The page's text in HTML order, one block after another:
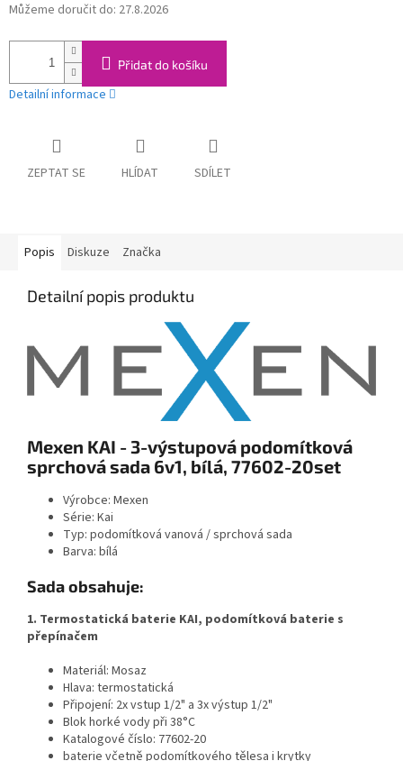
Měrná
Můžeme doručit do: 27.8.2026
Přidat do košíku
Detailní informace
ZEPTAT SE HLÍDAT SDÍLET
Popis Diskuze Značka
Detailní popis produktu
Mexen KAI - 3-výstupová podomítková
sprchová sada 6v1, bílá, 77602-20set
Výrobce: Mexen
Série: Kai
Typ: podomítková vanová / sprchová sada
Barva: bílá
Sada obsahuje:
1. Termostatická baterie KAI, podomítková baterie s
přepínačem
Materiál: Mosaz
Hlava: termostatická
Připojení: 2x vstup 1/2" a 3x výstup 1/2"
Blok horké vody při 38°C
Katalogové číslo: 77602-20
baterie včetně podomítkového tělesa i krytky